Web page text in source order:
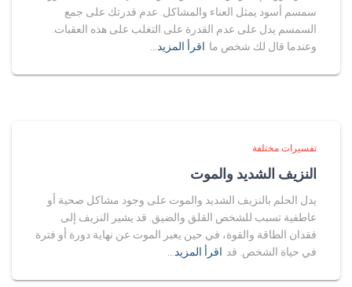
سمسم أسود يمثل العناء والمشاكل. عدم قدرتك على جمع
السمسم يدل على عدم القدرة على التغلب على هذه العقبات.
وعندما قال لك شخص ما اقرأ المزيد…
تفسيرات مختلفة
النزيف الشديد والموت
يدل الحلم بالنزيف الشديد والموت على وجود مشاكل صحية أو
عاطفية تسبب للشخص القلق والضيق. قد يشير النزيف إلى
فقدان الطاقة والقوة، في حين يعبر الموت عن نهاية دورة أو فترة
في حياة الشخص. قد اقرأ المزيد…